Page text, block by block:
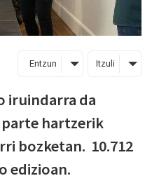
Entzun Itzuli
iruindarra da
hartzerik
bozketan. 10.712
edizioan.